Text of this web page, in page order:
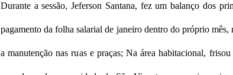
Durante a sessão, Jeferson Santana, fez um balanço dos
pagamento da folha salarial de janeiro dentro do próprio
a manutenção nas ruas e praças; Na área habitacional,